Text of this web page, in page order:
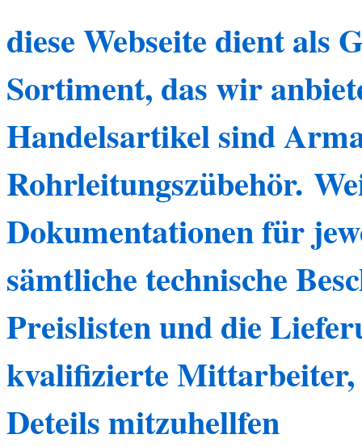
diese Webseite dient
Sortiment, das wir
Handelsartikel sind
Rohrleitungszübehör.
Dokumentationen für
sämtliche technische
Preislisten und die
kvalifizierte
Deteils mitzuhellfen